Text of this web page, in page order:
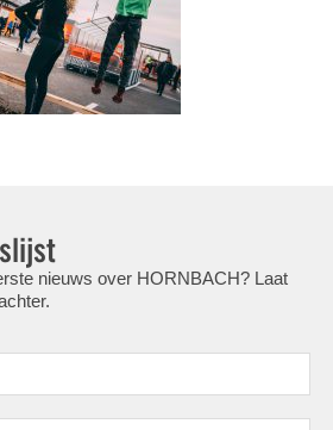
nieuws over HORNBACH? Laat